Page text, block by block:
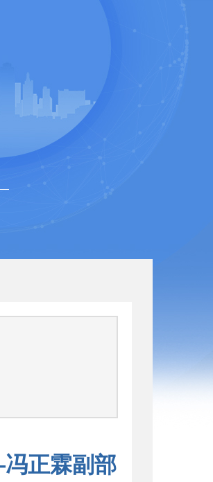
正霖副部